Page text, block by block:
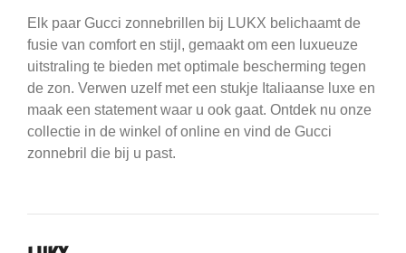
Elk paar Gucci zonnebrillen bij LUKX belichaamt de
fusie van comfort en stijl, gemaakt om een luxueuze
uitstraling te bieden met optimale bescherming tegen
de zon. Verwen uzelf met een stukje Italiaanse luxe en
maak een statement waar u ook gaat. Ontdek nu onze
collectie in de winkel of online en vind de Gucci
zonnebril die bij u past.